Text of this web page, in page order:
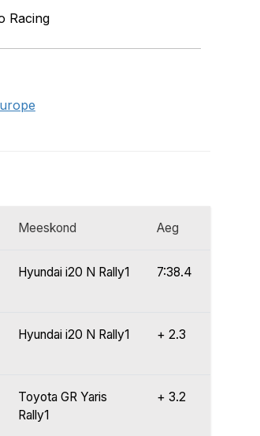
Racing
Meeskond Aeg
Hyundai i20 N Rally1 7:38.4
Hyundai i20 N Rally1 + 2.3
Toyota GR Yaris
Rally1
+ 3.2